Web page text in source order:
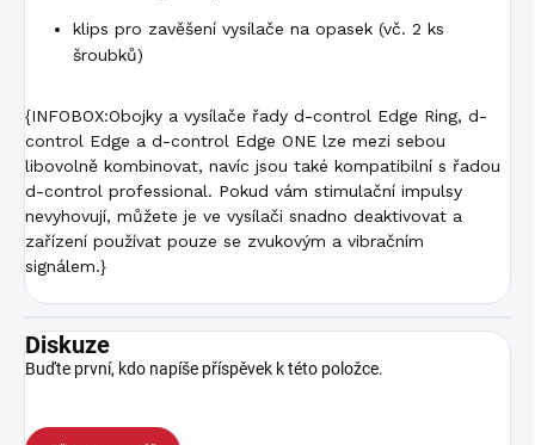
klips pro zavěšení vysílače na opasek (vč. 2 ks
šroubků)
{INFOBOX:Obojky a vysílače řady d-control Edge Ring, d-
control Edge a d-control Edge ONE lze mezi sebou
libovolně kombinovat, navíc jsou také kompatibilní s řadou
d-control professional. Pokud vám stimulační impulsy
nevyhovují, můžete je ve vysílači snadno deaktivovat a
zařízení používat pouze se zvukovým a vibračním
signálem.}
Diskuze
Buďte první, kdo napíše příspěvek k této položce.